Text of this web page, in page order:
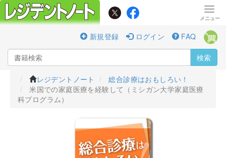
新規登録 ログイン FAQ
検索
レジデントノート
総合診療はおもしろい！
米国での家庭医療を経験して（ミシガン大学家庭医療
科プログラム）